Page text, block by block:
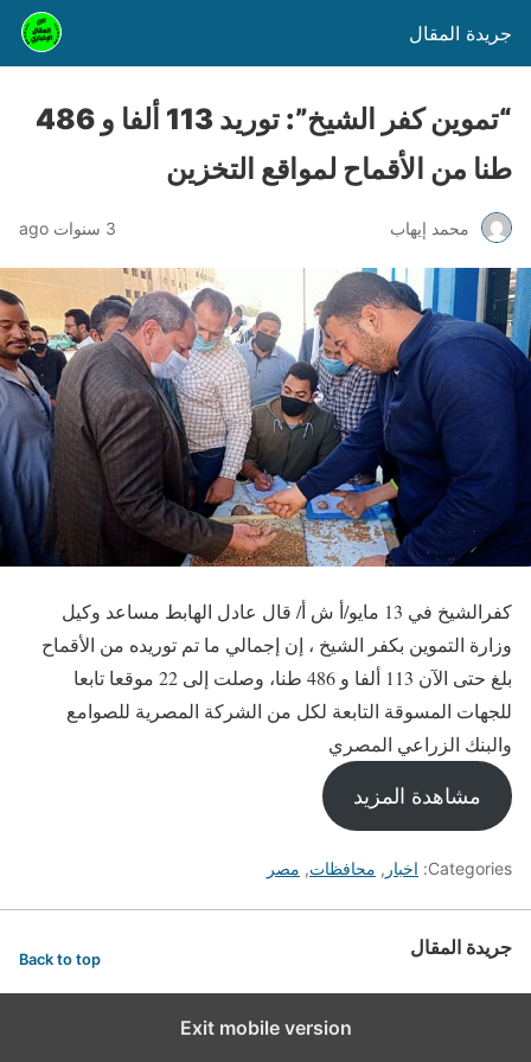
جريدة المقال
“تموين كفر الشيخ”: توريد 113 ألفا و 486
طنا من الأقماح لمواقع التخزين
محمد إيهاب 3 سنوات ago
كفرالشيخ في 13 مايو/أ ش أ/ قال عادل الهابط مساعد وكيل
وزارة التموين بكفر الشيخ ، إن إجمالي ما تم توريده من الأقماح
بلغ حتى الآن 113 ألفا و 486 طنا، وصلت إلى 22 موقعا تابعا
للجهات المسوقة التابعة لكل من الشركة المصرية للصوامع
والبنك الزراعي المصري
مشاهدة المزيد
Categories: اخبار , محافظات, مصر
جريدة المقال Back to top
Exit mobile version